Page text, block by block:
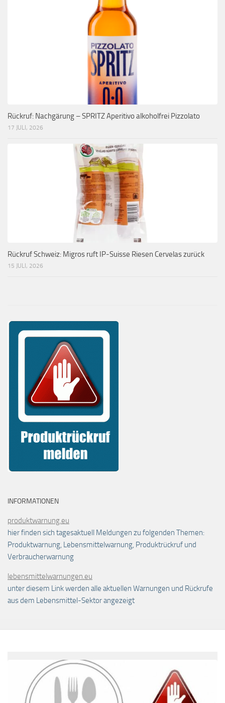
Rückruf: Nachgärung – SPRITZ Aperitivo alkoholfrei Pizzolato
17 JULI, 2026
Rückruf Schweiz: Migros ruft IP-Suisse Riesen Cervelas zurück
15 JULI, 2026
INFORMATIONEN
produktwarnung.eu
hier finden sich tagesaktuell Meldungen zu folgenden Themen:
Produktwarnung, Lebensmittelwarnung, Produktrückruf und
Verbraucherwarnung
lebensmittelwarnungen.eu
unter diesem Link werden alle aktuellen Warnungen und Rückrufe
aus dem Lebensmittel-Sektor angezeigt